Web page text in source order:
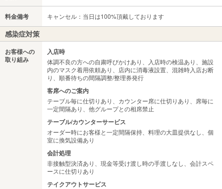
料金備考 キャンセル：当日は100%頂戴しております
感染症対策
お客様への
取り組み
入店時
体調不良の方への自粛呼びかけあり、入店時の検温あり、施設
内のマスク着用依頼あり、店内に消毒液設置、混雑時入店お断
り、順番待ちの間隔調整/整理券発行
客席へのご案内
テーブル毎に仕切りあり、カウンター席に仕切りあり、席毎に
一定間隔あり、他グループとの相席禁止
テーブル/カウンターサービス
オーダー時にお客様と一定間隔保持、料理の大皿提供なし、個
室に換気設備あり
会計処理
非接触型決済あり、現金等受け渡し時の手渡しなし、会計スペ
ースに仕切りあり
テイクアウトサービス